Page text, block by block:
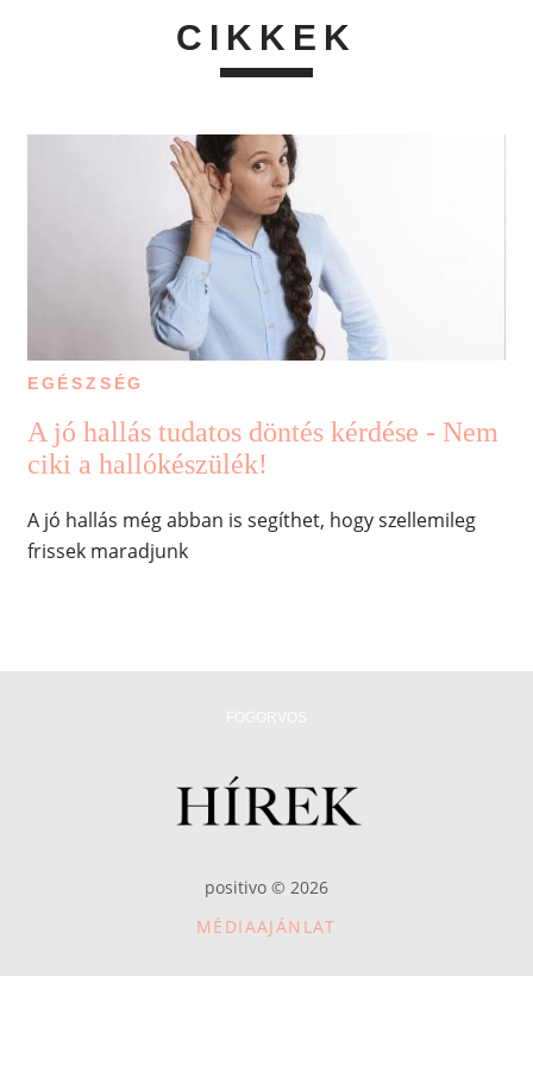
CIKKEK
EGÉSZSÉG
A jó hallás tudatos döntés kérdése - Nem
ciki a hallókészülék!
A jó hallás még abban is segíthet, hogy szellemileg
frissek maradjunk
positivo © 2026
MÉDIAAJÁNLAT